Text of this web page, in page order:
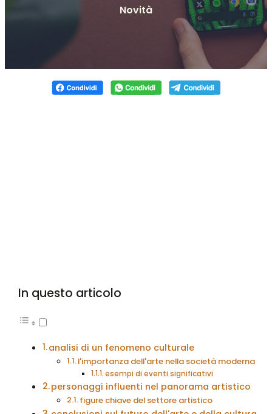
Novità
In questo articolo
analisi di un fenomeno culturale
l'importanza dell'arte nella società moderna
esempi di eventi significativi
personaggi influenti nel panorama artistico
figure chiave del settore artistico